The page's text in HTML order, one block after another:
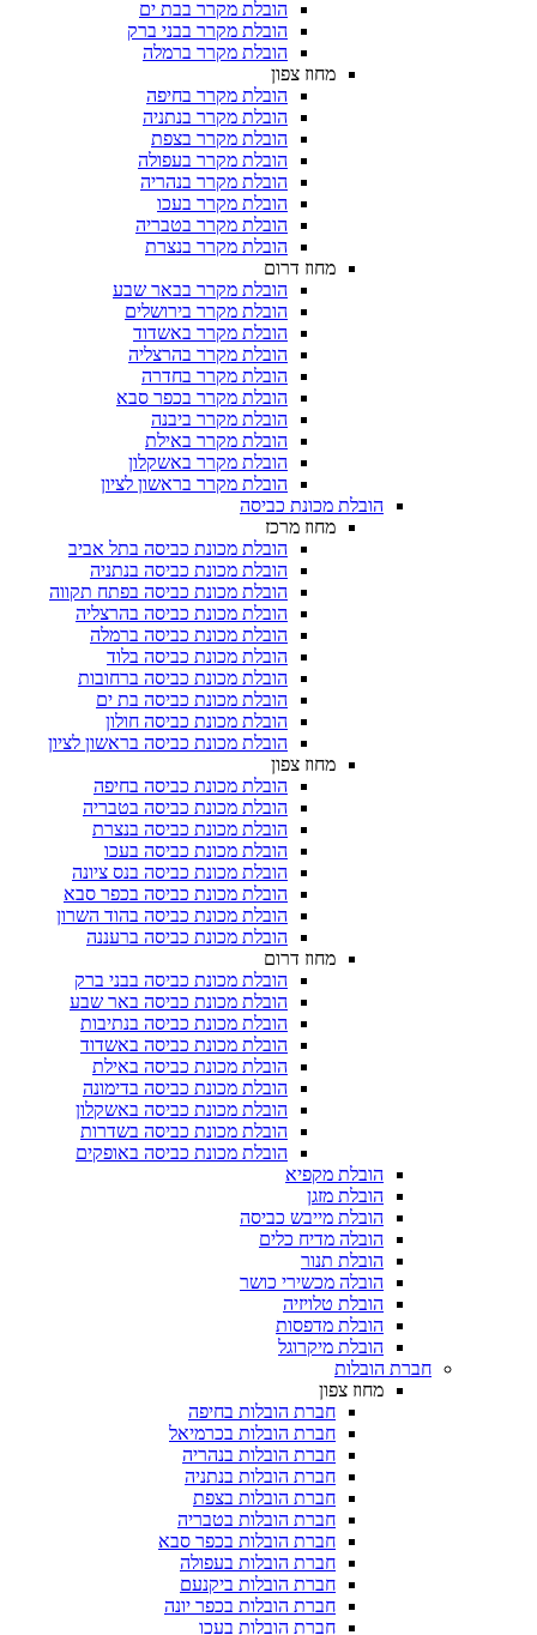
הובלת מקרר בבת ים
הובלת מקרר בבני ברק
הובלת מקרר ברמלה
מחוז צפון
הובלת מקרר בחיפה
הובלת מקרר בנתניה
הובלת מקרר בצפת
הובלת מקרר בעפולה
הובלת מקרר בנהריה
הובלת מקרר בעכו
הובלת מקרר בטבריה
הובלת מקרר בנצרת
מחוז דרום
הובלת מקרר בבאר שבע
הובלת מקרר בירושלים
הובלת מקרר באשדוד
הובלת מקרר בהרצליה
הובלת מקרר בחדרה
הובלת מקרר בכפר סבא
הובלת מקרר ביבנה
הובלת מקרר באילת
הובלת מקרר באשקלון
הובלת מקרר בראשון לציון
הובלת מכונת כביסה
מחוז מרכז
הובלת מכונת כביסה בתל אביב
הובלת מכונת כביסה בנתניה
הובלת מכונת כביסה בפתח תקווה
הובלת מכונת כביסה בהרצליה
הובלת מכונת כביסה ברמלה
הובלת מכונת כביסה בלוד
הובלת מכונת כביסה ברחובות
הובלת מכונת כביסה בת ים
הובלת מכונת כביסה חולון
הובלת מכונת כביסה בראשון לציון
מחוז צפון
הובלת מכונת כביסה בחיפה
הובלת מכונת כביסה בטבריה
הובלת מכונת כביסה בנצרת
הובלת מכונת כביסה בעכו
הובלת מכונת כביסה בנס ציונה
הובלת מכונת כביסה בכפר סבא
הובלת מכונת כביסה בהוד השרון
הובלת מכונת כביסה ברעננה
מחוז דרום
הובלת מכונת כביסה בבני ברק
הובלת מכונת כביסה באר שבע
הובלת מכונת כביסה בנתיבות
הובלת מכונת כביסה באשדוד
הובלת מכונת כביסה באילת
הובלת מכונת כביסה בדימונה
הובלת מכונת כביסה באשקלון
הובלת מכונת כביסה בשדרות
הובלת מכונת כביסה באופקים
הובלת מקפיא​
הובלת מזגן​
הובלת מייבש כביסה
הובלה מדיח כלים
הובלת תנור
הובלה מכשירי כושר
הובלת טלויזיה
הובלת מדפסות
הובלת מיקרוגל
חברת הובלות
מחוז צפון
חברת הובלות בחיפה
חברת הובלות בכרמיאל
חברת הובלות בנהריה
חברת הובלות בנתניה
חברת הובלות בצפת
חברת הובלות בטבריה
חברת הובלות בכפר סבא
חברת הובלות בעפולה
חברת הובלות ביקנעם
חברת הובלות בכפר יונה
חברת הובלות בעכו